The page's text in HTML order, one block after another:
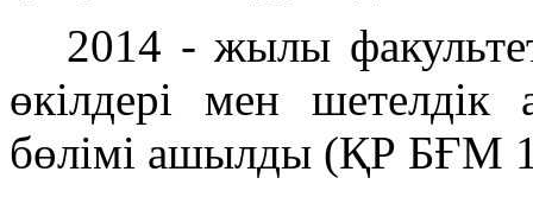
2014 - жылы
өкілдері мен шетелдік
бөлімі ашылды (ҚР БҒМ